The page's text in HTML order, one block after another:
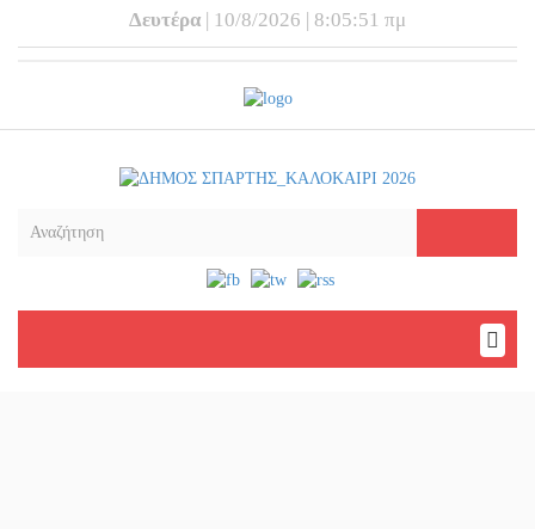
Δευτέρα | 10/8/2026 | 8:05:51 πμ